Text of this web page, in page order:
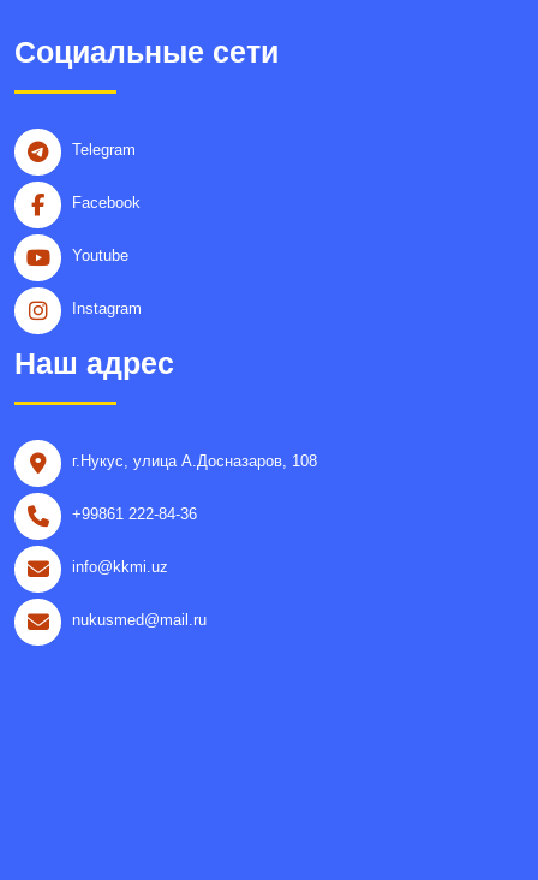
Социальные сети
Telegram
Facebook
Youtube
Instagram
Наш адрес
г.Нукус, улица A.Досназаров, 108
+99861 222-84-36
info@kkmi.uz
nukusmed@mail.ru